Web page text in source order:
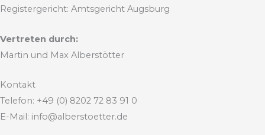
Registergericht: Amtsgericht Augsburg
Vertreten durch:
Martin und Max Alberstötter
Kontakt
Telefon: +49 (0) 8202 72 83 91 0
E-Mail: info@alberstoetter.de